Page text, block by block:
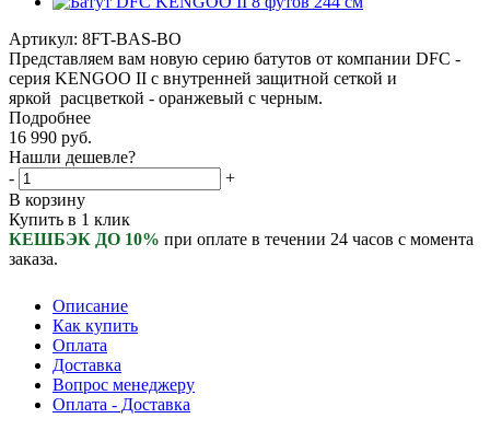
Артикул: 8FT-BAS-BO
Представляем вам новую серию батутов от компании DFC -
серия KENGOO II с внутренней защитной сеткой и
яркой расцветкой - оранжевый с черным.
Подробнее
16 990 руб.
Нашли дешевле?
-
+
В корзину
Купить в 1 клик
КЕШБЭК ДО 10% при оплате в течении 24 часов с момента
заказа.
Описание
Как купить
Оплата
Доставка
Вопрос менеджеру
Оплата - Доставка